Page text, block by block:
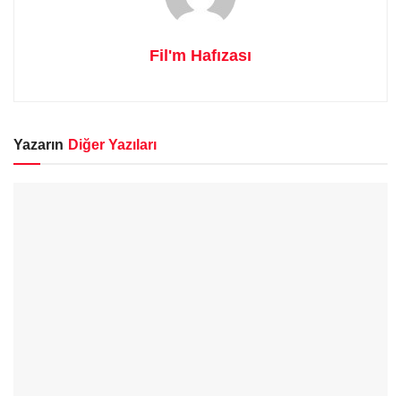
Fil'm Hafızası
Yazarın Diğer Yazıları